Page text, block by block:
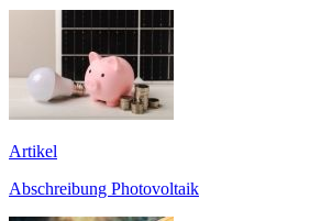
Artikel
Abschreibung Photovoltaik